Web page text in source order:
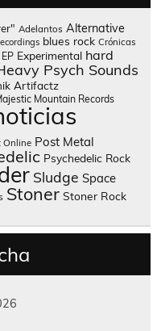
Adelantos Alternative
blues rock Crónicas
EP Experimental hard
Psych Sounds
Artifactz
Mountain Records
Online Post Metal
Psychedelic Rock
Sludge Space
Stoner Stoner Rock